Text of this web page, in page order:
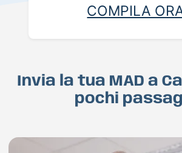
COMPILA
Invia la tua MAD a
pochi